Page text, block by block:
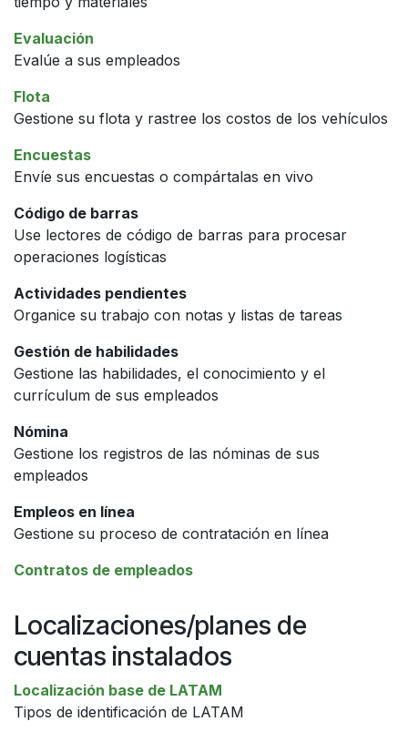
Evaluación
Evalúe a sus empleados
Flota
Gestione su flota y rastree los costos de los vehículos
Encuestas
Envíe sus encuestas o compártalas en vivo
Código de barras
Use lectores de código de barras para procesar
operaciones logísticas
Actividades pendientes
Organice su trabajo con notas y listas de tareas
Gestión de habilidades
Gestione las habilidades, el conocimiento y el
currículum de sus empleados
Nómina
Gestione los registros de las nóminas de sus
empleados
Empleos en línea
Gestione su proceso de contratación en línea
Contratos de empleados
Localizaciones/planes de
cuentas instalados
Localización base de LATAM
Tipos de identificación de LATAM